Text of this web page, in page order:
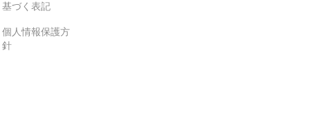
基づく表記
個人情報保護方
針